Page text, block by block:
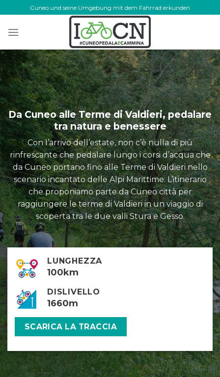
to
content
Cuneo und seine Umgebung mit dem Fahrrad erkunden
Da Cuneo alle Terme di Valdieri, pedalare
tra natura e benessere
Con l’arrivo dell’estate, non c’è nulla di più
rinfrescante che pedalare lungo i corsi d’acqua che
da Cuneo portano fino alle Terme di Valdieri nello
scenario incantato delle Alpi Marittime. L’itinerario
che proponiamo parte da Cuneo città per
raggiungere le terme di Valdieri in un viaggio di
scoperta tra le due valli Stura e Gesso.
LUNGHEZZA
100km
DISLIVELLO
1660m
SCARICA LA TRACCIA